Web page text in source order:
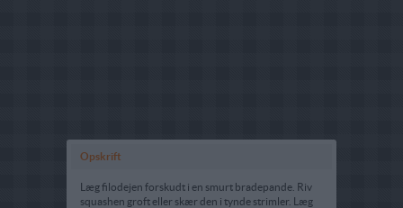
Opskrift
Læg filodejen forskudt i en smurt bradepande. Riv
squashen groft eller skær den i tynde strimler. Læg